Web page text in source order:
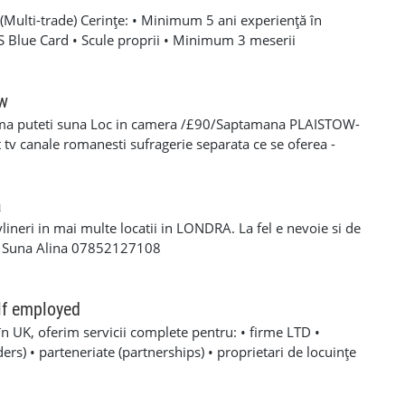
trade) Cerințe: • Minimum 5 ani experiență în
Blue Card • Scule proprii • Minimum 3 meserii
experiență solidă în mai multe domenii din construcții •
B valabil • Mijloc de transport propriu
oferă: • Salariu atractiv, în funcție de experiență și
Diurnă / plată transport • Suport tehnic continuu și
și cursuri de calificare • Mediu de lucru stabil cu
lucru suplimentar în weekend (opțional)
puteti suna Loc in camera /£90/Saptamana PLAISTOW-
canale romanesti sufragerie separata ce se oferea -
-fiecare camera beneficiaza de frigider separat -wi-fi
plata saptaminala , (nu se face cazare/plateste mai putin
in mai multe locatii in LONDRA. La fel e nevoie si de
Alina 07852127108
employed
UK, oferim servicii complete pentru: • firme LTD •
• parteneriate (partnerships) • proprietari de locuințe
includ: ✔ Making Tax Digital ✔ Deschidere firmă LTD,